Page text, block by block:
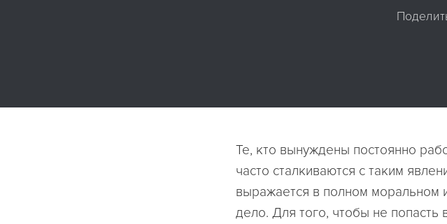
Те, кто вынуждены постоянно
часто сталкиваются с таким
выражается в полном моральном
дело. Для того, чтобы не